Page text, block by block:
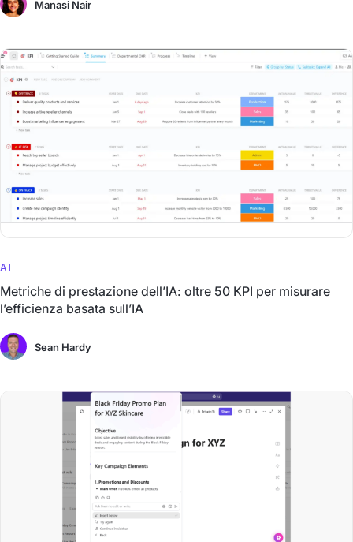
Manasi Nair
AI
Metriche di prestazione dell’IA: oltre 50 KPI per misurare
l’efficienza basata sull’IA
Sean Hardy